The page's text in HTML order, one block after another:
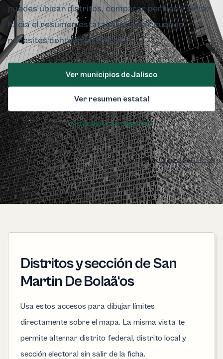
puedes ubicar distritos, comparar perfiles y saltar
hacia el resumen estatal o las guías cuando
necesites contexto adicional.
Ver municipios de Jalisco
Ver resumen estatal
Entender a tu diputado
Foto de Jalisco:Lornna Guevara / Pexels
Distritos y sección de San
Martin De Bolaã‘os
Usa estos accesos para dibujar límites
directamente sobre el mapa. La misma vista te
permite alternar distrito federal, distrito local y
sección electoral sin salir de la ficha.